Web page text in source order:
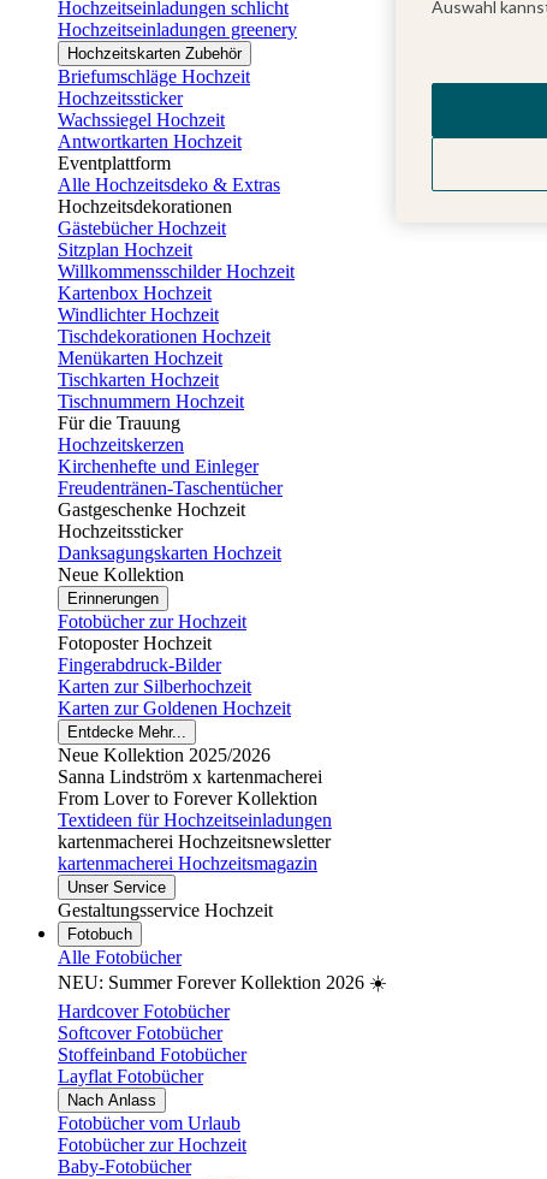
Hochzeitseinladungen schlicht
Hochzeitseinladungen greenery
Hochzeitskarten Zubehör
Briefumschläge Hochzeit
Hochzeitssticker
Wachssiegel Hochzeit
Antwortkarten Hochzeit
Eventplattform
Alle Hochzeitsdeko & Extras
Hochzeitsdekorationen
Gästebücher Hochzeit
Sitzplan Hochzeit
Willkommensschilder Hochzeit
Kartenbox Hochzeit
Windlichter Hochzeit
Tischdekorationen Hochzeit
Menükarten Hochzeit
Tischkarten Hochzeit
Tischnummern Hochzeit
Für die Trauung
Hochzeitskerzen
Kirchenhefte und Einleger
Freudentränen-Taschentücher
Gastgeschenke Hochzeit
Hochzeitssticker
Danksagungskarten Hochzeit
Neue Kollektion
Erinnerungen
Fotobücher zur Hochzeit
Fotoposter Hochzeit
Fingerabdruck-Bilder
Karten zur Silberhochzeit
Karten zur Goldenen Hochzeit
Entdecke Mehr...
Neue Kollektion 2025/2026
Sanna Lindström x kartenmacherei
From Lover to Forever Kollektion
Textideen für Hochzeitseinladungen
kartenmacherei Hochzeitsnewsletter
kartenmacherei Hochzeitsmagazin
Unser Service
Gestaltungsservice Hochzeit
Fotobuch
Alle Fotobücher
NEU: Summer Forever Kollektion 2026 ☀️
Hardcover Fotobücher
Softcover Fotobücher
Stoffeinband Fotobücher
Layflat Fotobücher
Nach Anlass
Fotobücher vom Urlaub
Fotobücher zur Hochzeit
Baby-Fotobücher
Auswahl